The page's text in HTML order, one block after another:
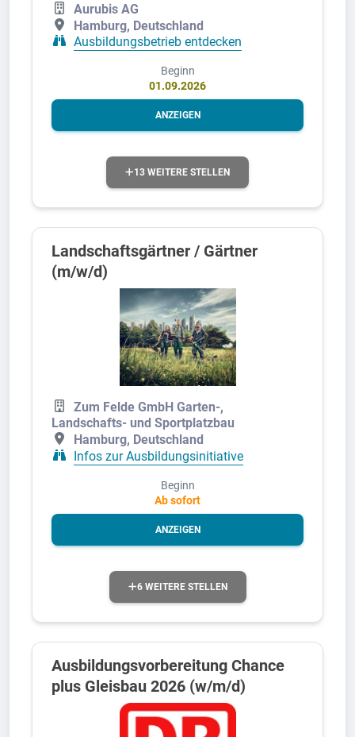
Aurubis AG
Hamburg, Deutschland
Ausbildungsbetrieb entdecken
Beginn
01.09.2026
ANZEIGEN
13 WEITERE STELLEN
Landschaftsgärtner / Gärtner
(m/w/d)
Zum Felde GmbH Garten-,
Landschafts- und Sportplatzbau
Hamburg, Deutschland
Infos zur Ausbildungsinitiative
Beginn
Ab sofort
ANZEIGEN
6 WEITERE STELLEN
Ausbildungsvorbereitung Chance
plus Gleisbau 2026 (w/m/d)